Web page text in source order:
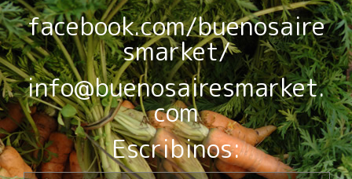
facebook.com/buenosaire
smarket/
info@buenosairesmarket.
com
Escribinos: